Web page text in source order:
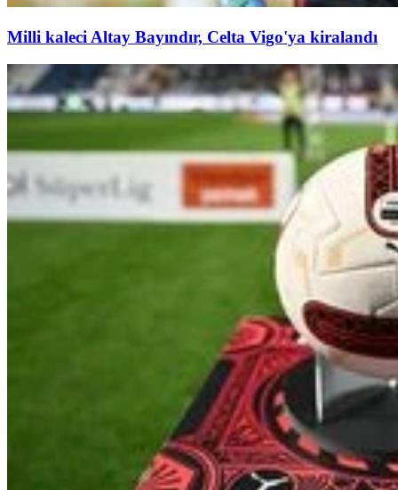
Milli kaleci Altay Bayındır, Celta Vigo'ya kiralandı